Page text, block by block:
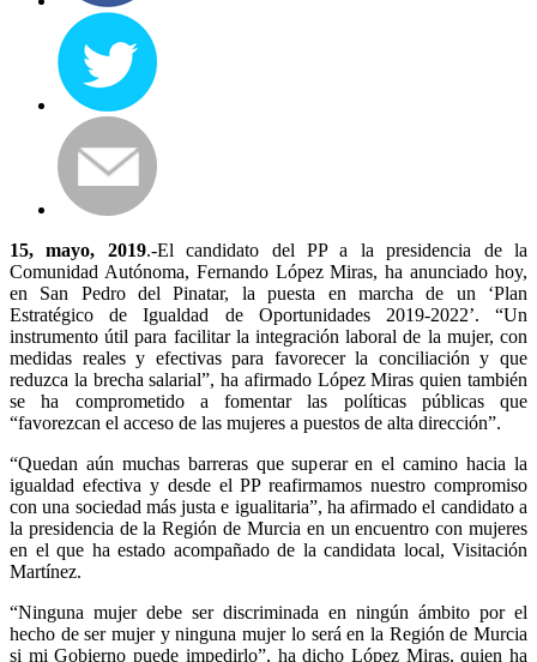
15, mayo, 2019.-El candidato del PP a la presidencia de la
Comunidad Autónoma, Fernando López Miras, ha anunciado hoy,
en San Pedro del Pinatar, la puesta en marcha de un ‘Plan
Estratégico de Igualdad de Oportunidades 2019-2022’. “Un
instrumento útil para facilitar la integración laboral de la mujer, con
medidas reales y efectivas para favorecer la conciliación y que
reduzca la brecha salarial”, ha afirmado López Miras quien también
se ha comprometido a fomentar las políticas públicas que
“favorezcan el acceso de las mujeres a puestos de alta dirección”.
“Quedan aún muchas barreras que superar en el camino hacia la
igualdad efectiva y desde el PP reafirmamos nuestro compromiso
con una sociedad más justa e igualitaria”, ha afirmado el candidato a
la presidencia de la Región de Murcia en un encuentro con mujeres
en el que ha estado acompañado de la candidata local, Visitación
Martínez.
“Ninguna mujer debe ser discriminada en ningún ámbito por el
hecho de ser mujer y ninguna mujer lo será en la Región de Murcia
si mi Gobierno puede impedirlo”, ha dicho López Miras, quien ha